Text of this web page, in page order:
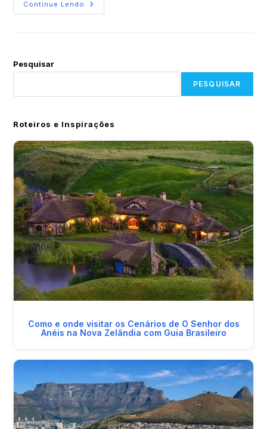
Continue Lendo
Pesquisar
PESQUISAR
Roteiros e Inspirações
Como e onde visitar os Cenários de O Senhor dos
Anéis na Nova Zelândia com Guia Brasileiro